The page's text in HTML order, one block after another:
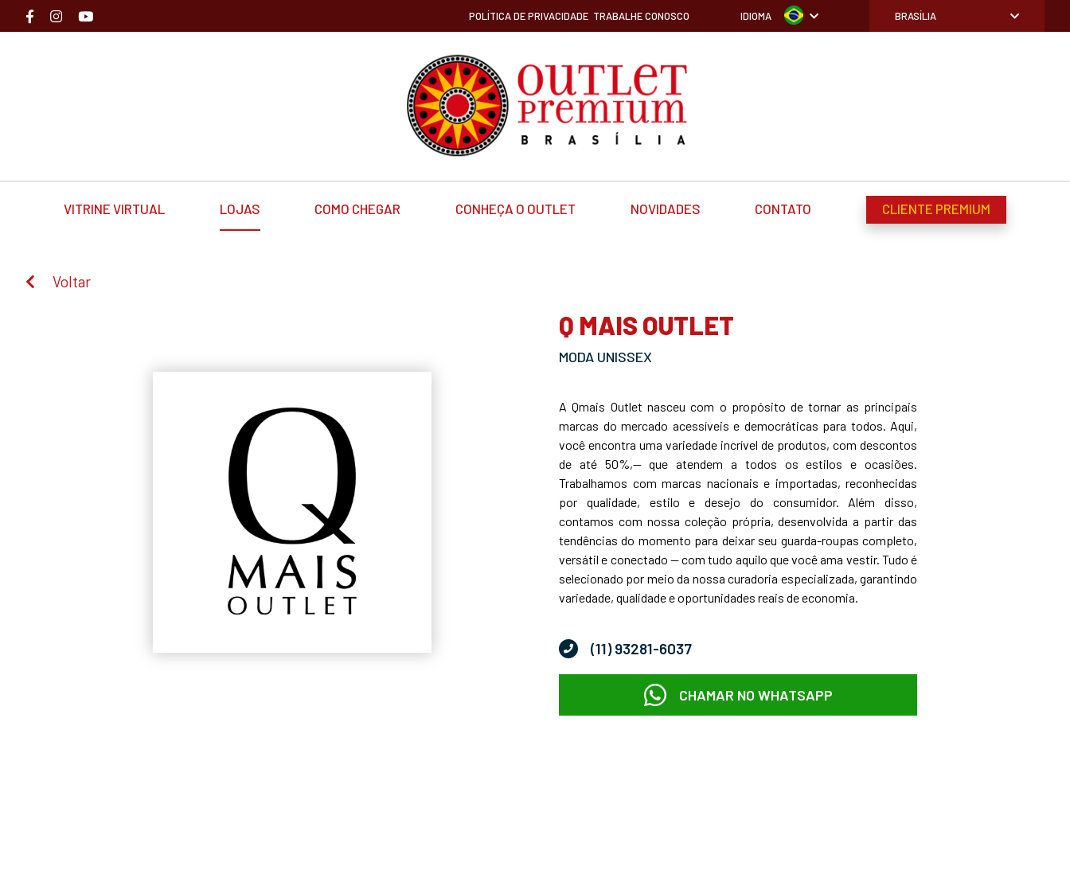
POLÍTICA DE PRIVACIDADE TRABALHE CONOSCO IDIOMA BRASÍLIA
VITRINE VIRTUAL LOJAS COMO CHEGAR CONHEÇA O OUTLET NOVIDADES CONTATO CLIENTE PREMIUM
Voltar
Q MAIS OUTLET
MODA UNISSEX
A Qmais Outlet nasceu com o propósito de tornar as principais
marcas do mercado acessíveis e democráticas para todos. Aqui,
você encontra uma variedade incrível de produtos, com descontos
de até 50%,— que atendem a todos os estilos e ocasiões.
Trabalhamos com marcas nacionais e importadas, reconhecidas
por qualidade, estilo e desejo do consumidor. Além disso,
contamos com nossa coleção própria, desenvolvida a partir das
tendências do momento para deixar seu guarda-roupas completo,
versátil e conectado — com tudo aquilo que você ama vestir. Tudo é
selecionado por meio da nossa curadoria especializada, garantindo
variedade, qualidade e oportunidades reais de economia.
(11) 93281-6037
CHAMAR NO WHATSAPP